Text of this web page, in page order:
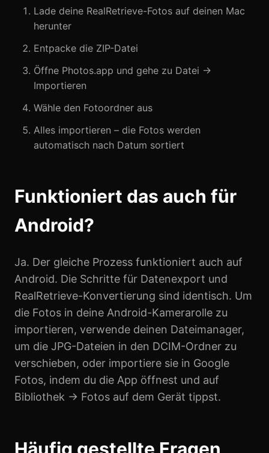
Lade deine RealRetrieve-Fotos auf deinen Mac
herunter
Entpacke die ZIP-Datei
Öffne Photos.app und gehe zu Datei →
Importieren
Wähle den Fotoordner aus
Alles importieren – die Fotos werden
automatisch nach Datum sortiert
Funktioniert das auch für
Android?
Ja. Der gleiche Prozess funktioniert auch auf
Android. Die Schritte für Datenexport und
RealRetrieve-Konvertierung sind identisch. Um
die Fotos in deine Android-Kamerarolle zu
importieren, verwende deinen Dateimanager,
um die JPG-Dateien in den DCIM-Ordner zu
verschieben, oder importiere sie in Google
Fotos, indem du die App öffnest und auf
Bibliothek → Fotos auf dem Gerät tippst.